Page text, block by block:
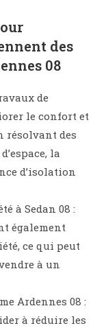
des
08
de
le confort et
résolvant des
la
d’isolation
à Sedan 08 :
également
ce qui peut
à un
Ardennes 08 :
à réduire les